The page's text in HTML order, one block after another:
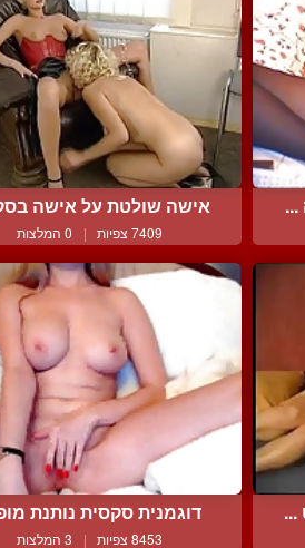
אישה שולטת על אישה
7409 צפיות | 0 המלצות
... דוגמנית סקסית נותנת
8453 צפיות | 3 המלצות